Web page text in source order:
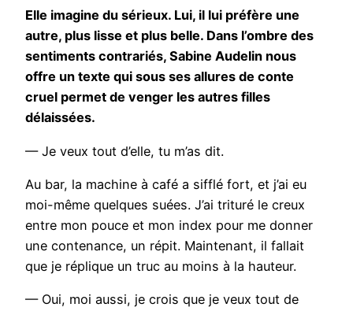
Elle imagine du sérieux. Lui, il lui préfère une
autre, plus lisse et plus belle. Dans l’ombre des
sentiments contrariés, Sabine Audelin nous
offre un texte qui sous ses allures de conte
cruel permet de venger les autres filles
délaissées.
— Je veux tout d’elle, tu m’as dit.
Au bar, la machine à café a sifflé fort, et j’ai eu
moi-même quelques suées. J’ai trituré le creux
entre mon pouce et mon index pour me donner
une contenance, un répit. Maintenant, il fallait
que je réplique un truc au moins à la hauteur.
— Oui, moi aussi, je crois que je veux tout de